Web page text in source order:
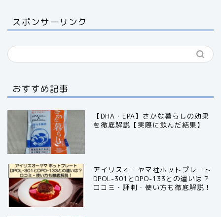
スポンサーリンク
おすすめ記事
【DHA・EPA】さかな暮らしの効果
を徹底解説【実際に飲んだ結果】
アイリスオーヤマ社ホットプレート
DPOL-301とDPO-133との違いは？
口コミ・評判・使い方も徹底解説！